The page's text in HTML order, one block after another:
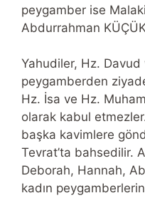
peygamber ise
Abdurrahman
Yahudiler, Hz. Davud
peygamberden
Hz. İsa ve Hz.
olarak kabul
başka kavimlere
Tevrat’ta bahsedilir.
Deborah, Hannah,
kadın